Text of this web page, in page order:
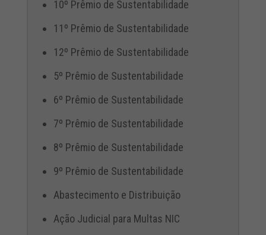
10º Prêmio de Sustentabilidade
11º Prêmio de Sustentabilidade
12º Prêmio de Sustentabilidade
5º Prêmio de Sustentabilidade
6º Prêmio de Sustentabilidade
7º Prêmio de Sustentabilidade
8º Prêmio de Sustentabilidade
9º Prêmio de Sustentabilidade
Abastecimento e Distribuição
Ação Judicial para Multas NIC